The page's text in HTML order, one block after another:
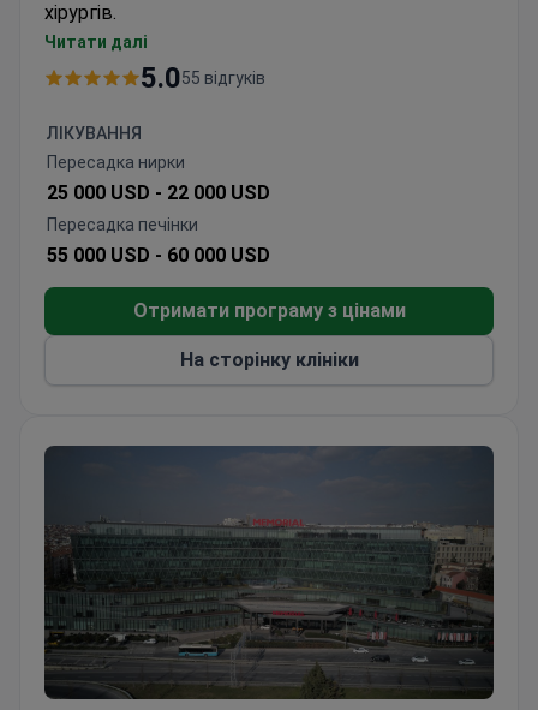
хірургів.
Хірурги виконали понад 1200 пересадок нирок
та сотні пересадок печінки
операцію, перебування в реанімації та
передопераційні тести
Низькодозова візуалізація EOS знижує
радіаційне опромінення під час діагностики
Доступний мультидисциплінарний догляд
Читати далі
5.055 відгуків
ЛІКУВАННЯ
Пересадка нирки
25 000 USD - 22 000 USD
Пересадка печінки
55 000 USD - 60 000 USD
Отримати програму з цінами
На сторінку клініки